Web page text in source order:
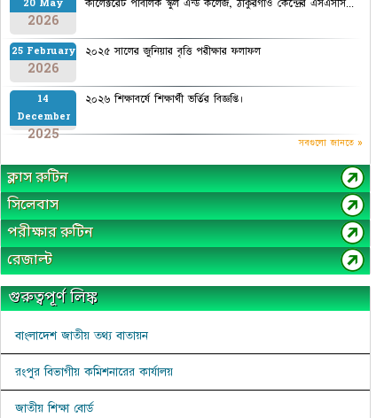
20 May
2026
কালেক্টরেট পাবলিক স্কুল এন্ড কলেজ, ঠাকুরগাঁও কেন্দ্রের এসএসসি...
25 February
2026
২০২৫ সালের জুনিয়ার বৃত্তি পরীক্ষার ফলাফল
14
December
2025
২০২৬ শিক্ষাবর্ষে শিক্ষার্থী ভর্তির বিজ্ঞপ্তি।
সবগুলো জানতে »
ক্লাস রুটিন
সিলেবাস
পরীক্ষার রুটিন
রেজাল্ট
গুরুত্বপূর্ণ লিঙ্ক
বাংলাদেশ জাতীয় তথ্য বাতায়ন
রংপুর বিভাগীয় কমিশনারের কার্যালয়
জাতীয় শিক্ষা বোর্ড